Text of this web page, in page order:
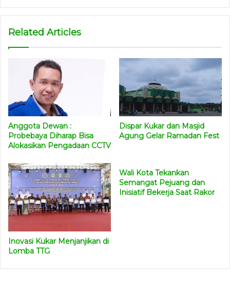
Related Articles
Anggota Dewan :
Probebaya Diharap Bisa
Alokasikan Pengadaan CCTV
Dispar Kukar dan Masjid
Agung Gelar Ramadan Fest
Inovasi Kukar Menjanjikan di
Lomba TTG
Wali Kota Tekankan
Semangat Pejuang dan
Inisiatif Bekerja Saat Rakor